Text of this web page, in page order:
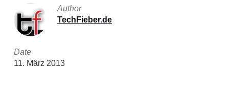
Author
TechFieber.de
Date
11. März 2013